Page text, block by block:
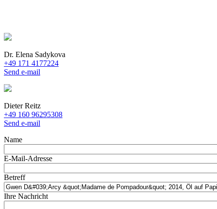
Dr. Elena Sadykova
+49 171 4177224
Send e-mail
Dieter Reitz
+49 160 96295308
Send e-mail
Name
E-Mail-Adresse
Betreff
Ihre Nachricht